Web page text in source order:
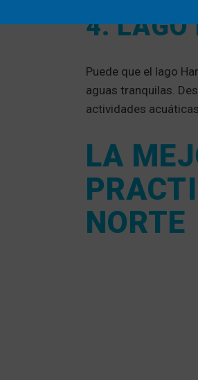
4. LAGO
Puede que el lago
aguas tranquilas.
actividades
LA
NORTE